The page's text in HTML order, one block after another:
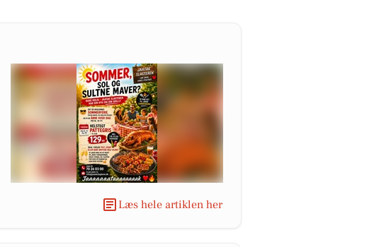
Læs hele artiklen her